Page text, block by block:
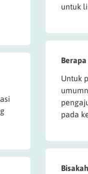
untuk
Untuk
pada